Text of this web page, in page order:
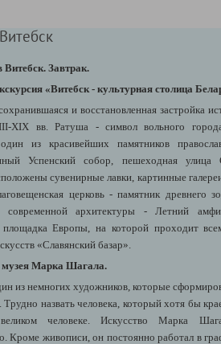
Завтрак.
«Витебск - культурная столица
и восстановленная застройка
XIX вв. Ратуша - символ вольного
из красивейших памятников
Успенский собор, пешеходная улица
сувенирные лавки, картинные
церковь - памятник древнего
современной архитектуры - Летний
площадка Европы, на которой проходит
«Славянский базар».
Марка Шагала.
из немногих художников, которые
Трудно назвать человека, который хотя бы
человеке. Искусство Марка
Кроме живописи, он постоянно работал в